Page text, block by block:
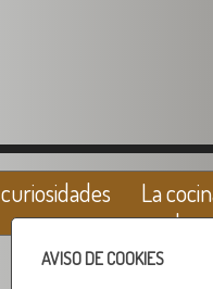
AVISO DE COOKIES
curiosidades La
cerdo